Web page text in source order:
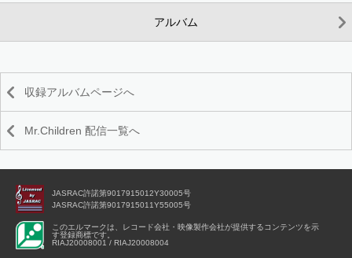
アルバム
収録アルバムページへ
Mr.Children 配信一覧へ
JASRAC許諾第9017915012Y30005号
JASRAC許諾第9017915011Y55005号
このエルマークは、レコード会社・映像製作会社が提供するコンテンツを示
す登録商標です。
RIAJ20008001 / RIAJ20008004